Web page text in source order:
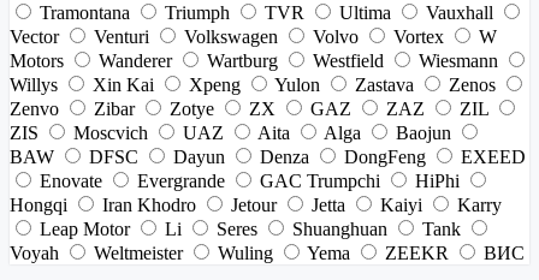
Tramontana
Triumph TVR Ultima
Vauxhall
Vector
Venturi Volkswagen Volvo Vortex
W
Motors
Wanderer Wartburg Westfield
Wiesmann
Willys
Xin Kai Xpeng Yulon Zastava
Zenos
Zenvo
Zibar Zotye ZX GAZ ZAZ
ZIL
ZIS
Moscvich UAZ Aita Alga
Baojun
BAW
DFSC Dayun Denza DongFeng
EXEED
Enovate
Evergrande GAC Trumpchi
HiPhi
Hongqi
Iran Khodro Jetour Jetta Kaiyi
Karry
Leap Motor
Li Seres Shuanghuan
Tank
Voyah
Weltmeister Wuling Yema ZEEKR
ВИС